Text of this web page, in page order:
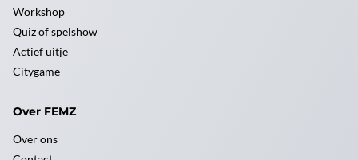
Workshop
Quiz of spelshow
Actief uitje
Citygame
Over FEMZ
Over ons